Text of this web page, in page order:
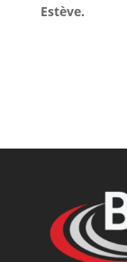
Estève.